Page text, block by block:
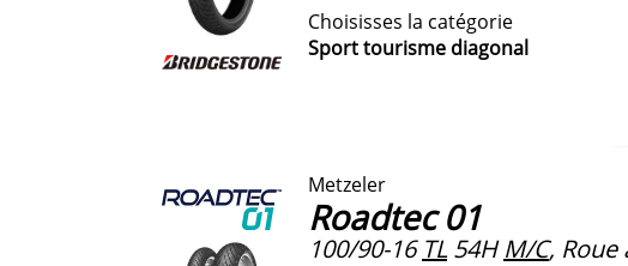
Choisisses la catégorie
Sport tourisme diagonal
Metzeler
Roadtec 01
100/90-16 TL54H M/C, Roue